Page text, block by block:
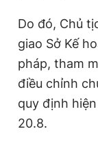
Do đó, Chủ
giao Sở Kế
pháp, tham
điều chỉnh
quy định
20.8.